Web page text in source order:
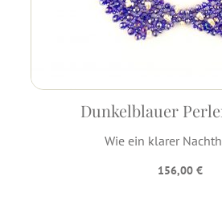
Dunkelblauer
Wie ein klarer
156,00 €